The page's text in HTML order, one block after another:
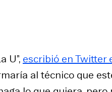
U”, escribió en Twitter
al técnico que